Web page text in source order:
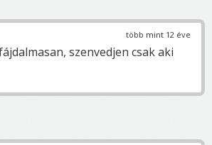
több mint 12 éve
szenvedjen csak aki